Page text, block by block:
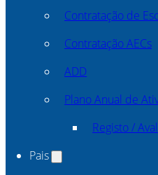
Contratação de
Contratação AECs
ADD
Plano Anual de
Registo /
Pais